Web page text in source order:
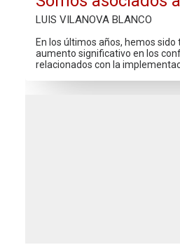
LUIS VILANOVA BLANCO
En los últimos años, hemos sido
aumento significativo en los
relacionados con la